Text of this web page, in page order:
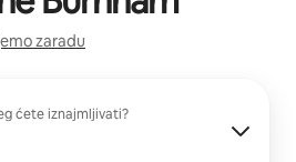
zaradu
ćete iznajmljivati?